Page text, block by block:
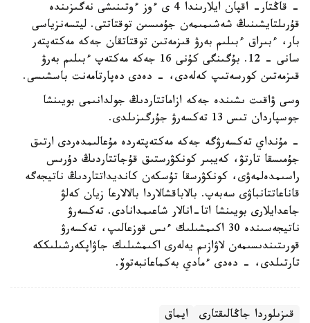
- قاڭتار- اقپان ايلارىندا 4 ى ءوز ءوتىنىشى نەگىزىندە
قۇرىلتايشىنىڭ شەشىمىمەن جۇمىسىن توقتاتتى. ليتسەنزياسى
بار، ءبىراق ءبىلىم بەرۋ قىزمەتىن توقتاتقان جەكە مەكتەپتەر
سانى - 12. بۇگىنگى كۇنى 16 جەكە مەكتەپ ءبىلىم بەرۋ
قىزمەتىن كورسەتىپ كەلەدى، - دەدى دەپارتامەنت باسشىسى.
وسى ۋاقىت ىشىندە جەكە ازاماتتاردىڭ جولدانىمى بويىنشا
جوسپاردان تىس 13 تەكسەرۋ جۇرگىزىلدى.
- مۇنداي تەكسەرۋگە جەكە مەكتەپتەردە مۇعالىمدەردى ارتىق
جۇمىسقا تارتۋ، كەيبىر كونكۋرستىق قۇجاتتاردىڭ دۇرىس
راسىمدەلمەۋى، كونكۋرسقا تۇسكەن كانديداتتاردىڭ ناتيجەگە
قاناعاتتانباۋى سەبەپ. بالاباقشالاردا بالالارعا زيان كەلۋ
جاعدايلارى بويىنشا اتا-انالار شاعىمدانادى. تەكسەرۋ
ناتيجەسىندە 30 اكىمشىلىك ءىس قوزعالىپ، تەكسەرۋ
قورىتىندىسىمەن لاۋازىم يەلەرى اكىمشىلىك جاۋاپكەرشىلىككە
تارتىلدى، - دەدى ءمادي بەكماعانبەتوۆ.
قىزىلوردا جاڭالىقتارى ايماق